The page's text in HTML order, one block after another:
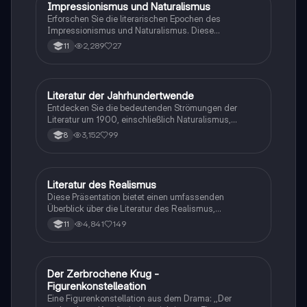
Deutsch
Impressionismus und Naturalismus
Erforschen Sie die literarischen Epochen des
Impressionismus und Naturalismus. Diese
Zusammenfassung behandelt historische
Hintergründe, Merkmale, Themen und bedeutende
11 2,289 27
Deutsch
Literatur der Jahrhundertwende
Entdecken Sie die bedeutenden Strömungen der
Literatur um 1900, einschließlich Naturalismus,
Expressionismus und der Neuen Sachlichkeit. Diese
Zusammenfassung behandelt zentrale Themen,
Überblick über die literarischen Epochen und deren
gesellschaftliche Kontexte suchen.
8 3,152 99
Deutsch
Literatur des Realismus
Diese Präsentation bietet einen umfassenden
Überblick über die Literatur des Realismus,
einschließlich der Merkmale, Themen und
stilistischen Mittel. Sie behandelt wichtige Autoren
Wissen über den Realismus vertiefen möchten.
11 4,841 149
Deutsch
Der Zerbrochene Krug -
Figurenkonstelleation
Eine Figurenkonstellation aus dem Drama: ,,Der